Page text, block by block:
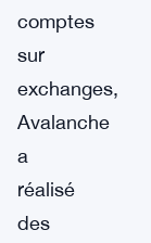
comptes
sur
exchanges,
Avalanche
a
réalisé
des